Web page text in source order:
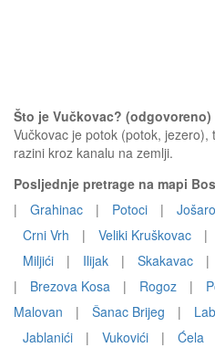
Što je Vučkovac? (odgovoreno)
Vučkovac je potok (potok,
razini kroz kanalu na zemlji.
Posljednje pretrage na mapi
|
Grahinac | Potoci |
Crni Vrh
| Veliki Kruškovac |
Miljići
| Ilijak | Skakavac |
|
Brezova Kosa | Rogoz |
Malovan
| Šanac Brijeg |
Jablanići
| Vukovići | Ćela